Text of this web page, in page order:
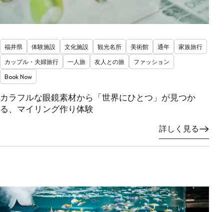
福井県 体験施設 文化施設 観光名所 美術館 通年
家族旅行
カップル・夫婦旅行
一人旅 友人との旅
ファッション
Book Now
カラフルな眼鏡素材から「世界にひとつ」が見つか
る、マイリング作り体験
詳しく見る